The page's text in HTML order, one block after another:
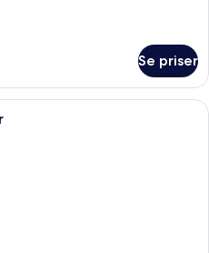
Se priser
Et værelse med to senge, et lille